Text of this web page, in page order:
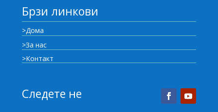
Брзи линкови
>Дома
>За нас
>Контакт
Следете не